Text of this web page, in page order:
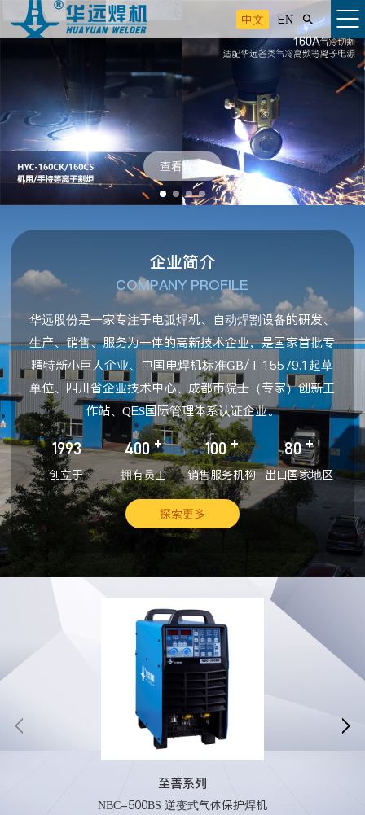
中文 EN 
查看详情
企业简介
COMPANY PROFILE
华远股份是一家专注于电弧焊机、自动焊割设备的研发、
生产、销售、服务为一体的高新技术企业，是国家首批专
精特新小巨人企业、中国电焊机标准GB/T 15579.1起草
单位、四川省企业技术中心、成都市院士（专家）创新工
作站、QES国际管理体系认证企业。
1993
创立于
400 +
拥有员工
100 +
销售服务机构
80 +
出口国家地区
探索更多
至善系列
NBC-500BS 逆变式气体保护焊机
 